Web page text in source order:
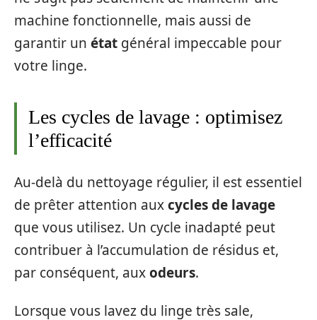
machine fonctionnelle, mais aussi de
garantir un état général impeccable pour
votre linge.
Les cycles de lavage : optimisez
l’efficacité
Au-delà du nettoyage régulier, il est essentiel
de prêter attention auxcycles de lavage
que vous utilisez. Un cycle inadapté peut
contribuer à l’accumulation de résidus et,
par conséquent, auxodeurs.
Lorsque vous lavez du linge très sale,